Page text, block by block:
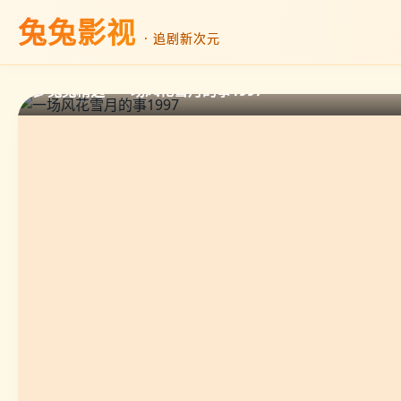
兔兔影视 · 追剧新次元
🎬 兔兔精选 · 一场风花雪月的事1997